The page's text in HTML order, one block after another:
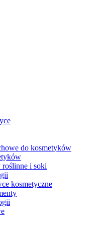
do kosmetyków
i soki
kosmetyczne